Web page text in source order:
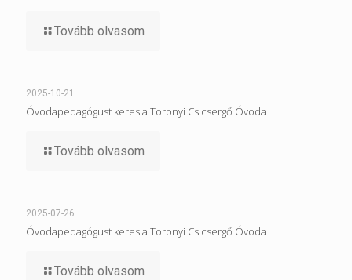
Tovább olvasom
2025-10-21
Óvodapedagógust keres a Toronyi Csicsergő Óvoda
Tovább olvasom
2025-07-26
Óvodapedagógust keres a Toronyi Csicsergő Óvoda
Tovább olvasom